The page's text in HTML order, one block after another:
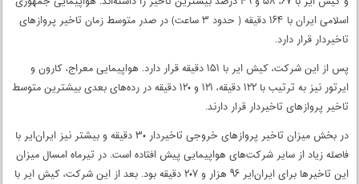
اسلامی ایران با ۱۶۴ دقیقه ( حدود ۳ ساعت) در صدر متوسط زمان تاخیر پروازهای
تاخیردار قرار دارد.
پس از این شرکت، کیش ایر با ۱۵۱ دقیقه قرار دارد. هواپیمایی معراج، کارون و
ایرتور نیز به ترتیب با ۱۲۲ دقیقه، ۱۲۱ و ۱۲۰ دقیقه در رده‌های بعدی بیشترین متوسط
تاخیر پروازهای تاخیردار قرار دارند.
در بخش میزان تاخیر پروازهای خروجی تاخیردار ۳۰ دقیقه و بیشتر نیز ایران‌ایر با
فاصله زیاد از سایر شرکت‌های هواپیمایی پیش افتاده است. در تیرماه امسال میزان
این تاخیرها برای ایران‌ایر ۹۶ هزار و ۲۰۷ دقیقه بود. بعد از این شرکت، کیش ایر با